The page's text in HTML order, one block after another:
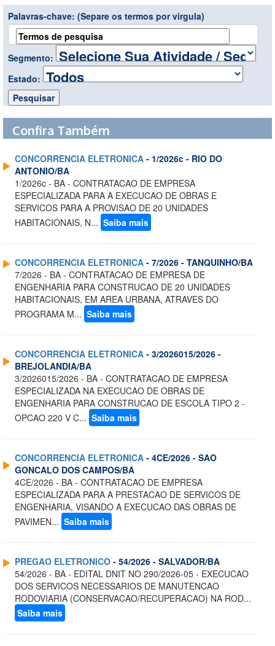
Palavras-chave: (Separe os termos por virgula)
Segmento:
Estado:
Confira Também
CONCORRENCIA ELETRONICA - 1/2026c - RIO DO
ANTONIO/BA
1/2026c - BA - CONTRATACAO DE EMPRESA
ESPECIALIZADA PARA A EXECUCAO DE OBRAS E
SERVICOS PARA A PROVISAO DE 20 UNIDADES
HABITACIONAIS, N... Saiba mais
CONCORRENCIA ELETRONICA - 7/2026 - TANQUINHO/BA
7/2026 - BA - CONTRATACAO DE EMPRESA DE
ENGENHARIA PARA CONSTRUCAO DE 20 UNIDADES
HABITACIONAIS, EM AREA URBANA, ATRAVES DO
PROGRAMA M... Saiba mais
CONCORRENCIA ELETRONICA - 3/2026015/2026 -
BREJOLANDIA/BA
3/2026015/2026 - BA - CONTRATACAO DE EMPRESA
ESPECIALIZADA NA EXECUCAO DE OBRAS DE
ENGENHARIA PARA CONSTRUCAO DE ESCOLA TIPO 2 -
OPCAO 220 V C... Saiba mais
CONCORRENCIA ELETRONICA - 4CE/2026 - SAO
GONCALO DOS CAMPOS/BA
4CE/2026 - BA - CONTRATACAO DE EMPRESA
ESPECIALIZADA PARA A PRESTACAO DE SERVICOS DE
ENGENHARIA, VISANDO A EXECUCAO DAS OBRAS DE
PAVIMEN... Saiba mais
PREGAO ELETRONICO - 54/2026 - SALVADOR/BA
54/2026 - BA - EDITAL DNIT NO 290/2026-05 - EXECUCAO
DOS SERVICOS NECESSARIOS DE MANUTENCAO
RODOVIARIA (CONSERVACAO/RECUPERACAO) NA ROD...
Saiba mais